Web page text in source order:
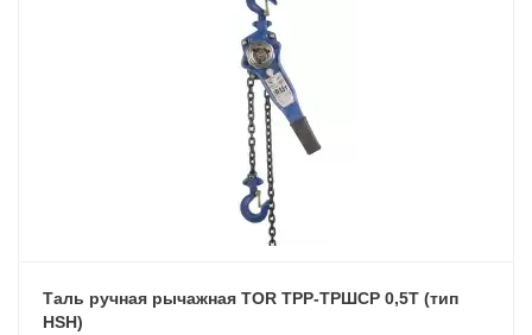
Таль ручная рычажная TOR ТРР-ТРШСР 0,5Т (тип
HSH)